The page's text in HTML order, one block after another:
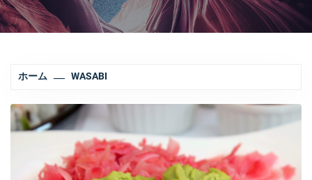
ー
ホーム WASABI